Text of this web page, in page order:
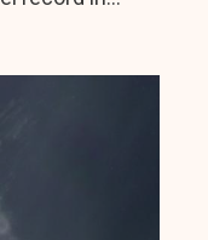
de azot